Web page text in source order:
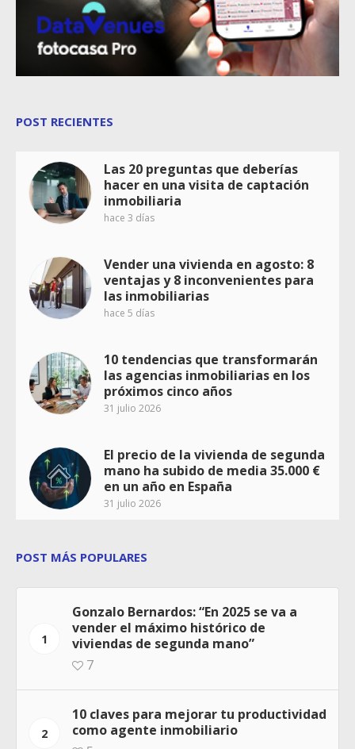
POST RECIENTES
Las 20 preguntas que deberías
hacer en una visita de captación
inmobiliaria
hace 3 días
Vender una vivienda en agosto: 8
ventajas y 8 inconvenientes para
las inmobiliarias
hace 5 días
10 tendencias que transformarán
las agencias inmobiliarias en los
próximos cinco años
31 julio 2026
El precio de la vivienda de segunda
mano ha subido de media 35.000 €
en un año en España
31 julio 2026
POST MÁS POPULARES
1
Gonzalo Bernardos: “En 2025 se va a
vender el máximo histórico de
viviendas de segunda mano”
7
2
10 claves para mejorar tu productividad
como agente inmobiliario